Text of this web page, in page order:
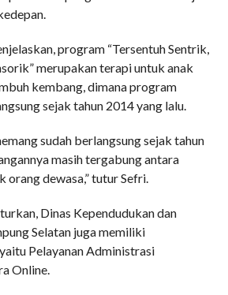
program “Tersentuh Sentrik,
merupakan terapi untuk anak
kembang, dimana program
sejak tahun 2014 yang lalu.
sudah berlangsung sejak tahun
masih tergabung antara
orang dewasa,” tutur Sefri.
Dinas Kependudukan dan
Selatan juga memiliki
Pelayanan Administrasi
Online.